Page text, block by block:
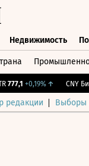
Недвижимость
777,1 +0,19%↑ CNY
редакции Выборы